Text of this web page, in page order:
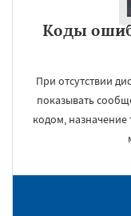
Коды
При отсутствии
показывать
кодом,